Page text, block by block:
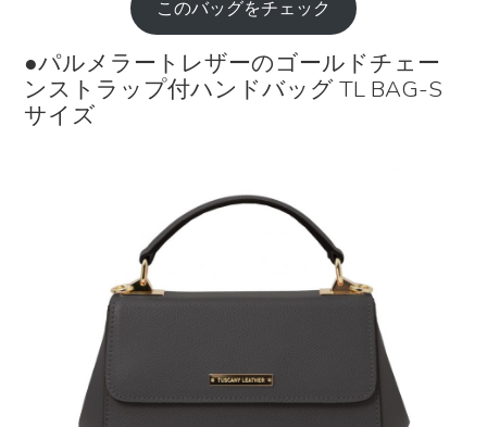
このバッグをチェック
●パルメラートレザーのゴールドチェー
ンストラップ付ハンドバッグ TL BAG-S
サイズ